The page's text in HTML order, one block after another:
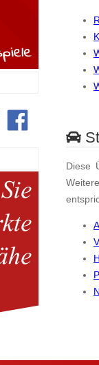
Diese